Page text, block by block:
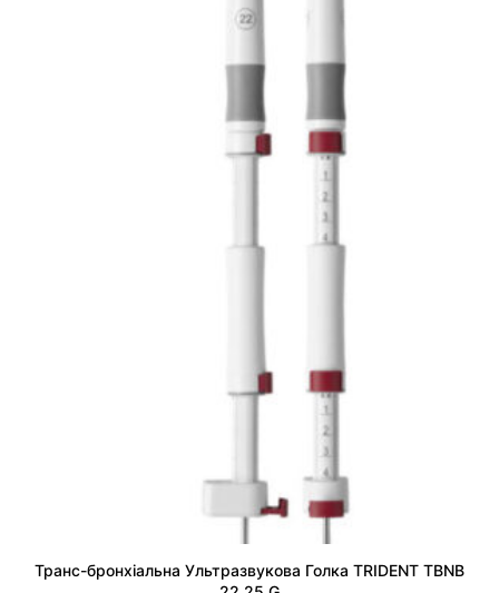
Транс-бронхіальнa Ультразвукова Голка TRIDENT TBNB